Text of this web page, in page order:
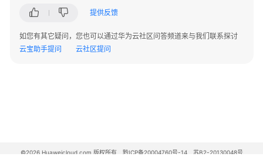
警
V200
提供反馈
如您有其它疑问，您也可以通过华为云社区问答频道来与我们联系探讨
云宝助手提问
云社区提问
©2026 Huaweicloud.com 版权所有 黔ICP备20004760号-14
苏B2-20130048号